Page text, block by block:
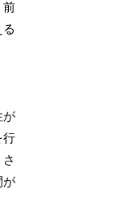
前
が
行
が